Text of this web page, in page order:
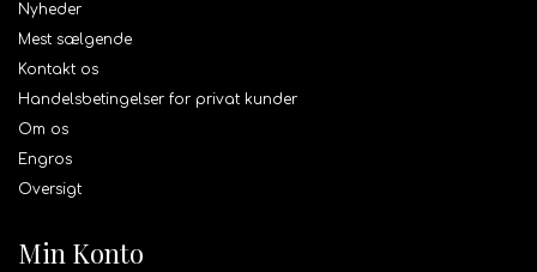
Nyheder
Mest sælgende
Kontakt os
Handelsbetingelser for privat kunder
Om os
Engros
Oversigt
Min Konto